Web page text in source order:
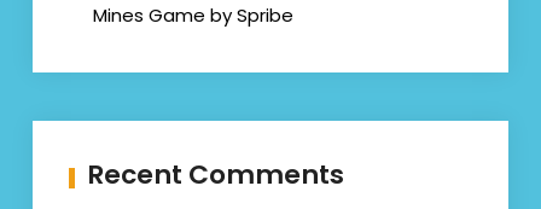
Mines Game by Spribe
Recent Comments